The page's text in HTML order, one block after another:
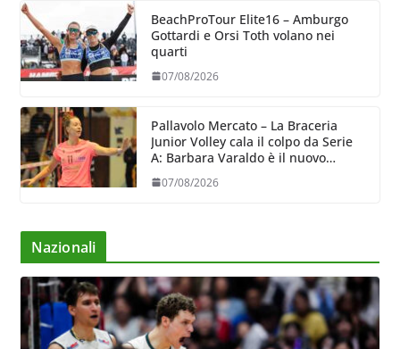
BeachProTour Elite16 – Amburgo
Gottardi e Orsi Toth volano nei
quarti
07/08/2026
Pallavolo Mercato – La Braceria
Junior Volley cala il colpo da Serie
A: Barbara Varaldo è il nuovo
07/08/2026
Nazionali